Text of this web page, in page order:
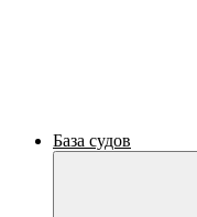
База судов